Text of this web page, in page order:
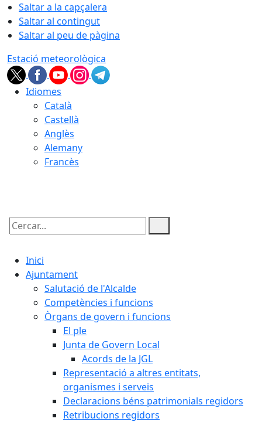
Saltar a la capçalera
Saltar al contingut
Saltar al peu de pàgina
Estació meteorològica
Idiomes
Català
Castellà
Anglès
Alemany
Francès
Cercar:
Inici
Ajuntament
Salutació de l'Alcalde
Competències i funcions
Òrgans de govern i funcions
El ple
Junta de Govern Local
Acords de la JGL
Representació a altres entitats,
organismes i serveis
Declaracions béns patrimonials regidors
Retribucions regidors